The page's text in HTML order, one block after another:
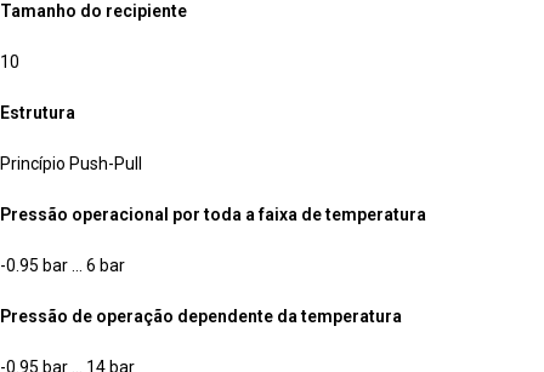
Tamanho do recipiente
10
Estrutura
Princípio Push-Pull
Pressão operacional por toda a faixa de temperatura
-0.95 bar … 6 bar
Pressão de operação dependente da temperatura
-0.95 bar … 14 bar